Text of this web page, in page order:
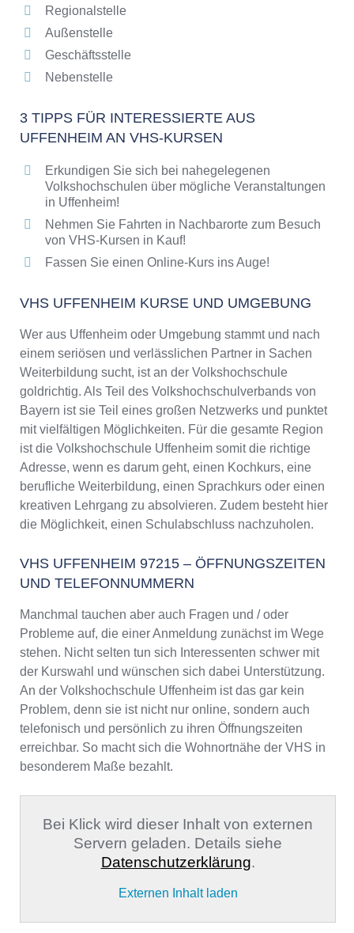
Regionalstelle
Außenstelle
Geschäftsstelle
Nebenstelle
3 TIPPS FÜR INTERESSIERTE AUS
UFFENHEIM AN VHS-KURSEN
Erkundigen Sie sich bei nahegelegenen
Volkshochschulen über mögliche Veranstaltungen
in Uffenheim!
Nehmen Sie Fahrten in Nachbarorte zum Besuch
von VHS-Kursen in Kauf!
Fassen Sie einen Online-Kurs ins Auge!
VHS UFFENHEIM KURSE UND UMGEBUNG
Wer aus Uffenheim oder Umgebung stammt und nach
einem seriösen und verlässlichen Partner in Sachen
Weiterbildung sucht, ist an der Volkshochschule
goldrichtig. Als Teil des Volkshochschulverbands von
Bayern ist sie Teil eines großen Netzwerks und punktet
mit vielfältigen Möglichkeiten. Für die gesamte Region
ist die Volkshochschule Uffenheim somit die richtige
Adresse, wenn es darum geht, einen Kochkurs, eine
berufliche Weiterbildung, einen Sprachkurs oder einen
kreativen Lehrgang zu absolvieren. Zudem besteht hier
die Möglichkeit, einen Schulabschluss nachzuholen.
VHS UFFENHEIM 97215 – ÖFFNUNGSZEITEN
UND TELEFONNUMMERN
Manchmal tauchen aber auch Fragen und / oder
Probleme auf, die einer Anmeldung zunächst im Wege
stehen. Nicht selten tun sich Interessenten schwer mit
der Kurswahl und wünschen sich dabei Unterstützung.
An der Volkshochschule Uffenheim ist das gar kein
Problem, denn sie ist nicht nur online, sondern auch
telefonisch und persönlich zu ihren Öffnungszeiten
erreichbar. So macht sich die Wohnortnähe der VHS in
besonderem Maße bezahlt.
Bei Klick wird dieser Inhalt von externen
Servern geladen. Details siehe
Datenschutzerklärung.
Externen Inhalt laden